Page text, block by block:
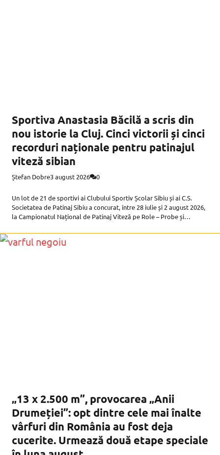
Sportiva Anastasia Băcilă a scris din
nou istorie la Cluj. Cinci victorii și cinci
recorduri naționale pentru patinajul
viteză sibian
Ștefan Dobre3 august 2026 0
Un lot de 21 de sportivi ai Clubului Sportiv Școlar Sibiu și ai C.S.
Societatea de Patinaj Sibiu a concurat, între 28 iulie și 2 august 2026,
la Campionatul Național de Patinaj Viteză pe Role – Probe și
„13 x 2.500 m”, provocarea „Anii
Drumeției”: opt dintre cele mai înalte
vârfuri din România au fost deja
cucerite. Urmează două etape speciale